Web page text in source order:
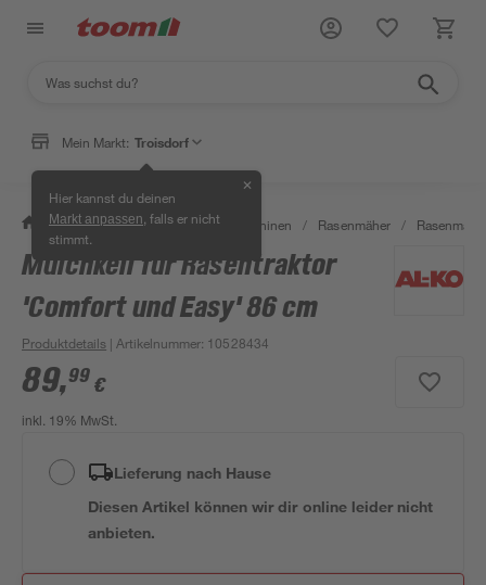
Mein Markt: Troisdorf
Hier kannst du deinen
Markt anpassen , falls er nicht
stimmt.
✕
/ Garten & Freizeit / Gartenmaschinen / Rasenmäher /
Mulchkeil für Rasentraktor
'Comfort und Easy' 86 cm
Produktdetails | Artikelnummer: 10528434
89,99 €
inkl. 19% MwSt.
Lieferung nach Hause
Diesen Artikel können wir dir online leider nicht
anbieten.